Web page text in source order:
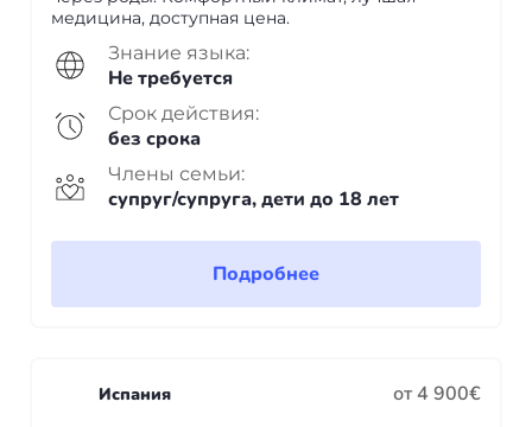
медицина, доступная цена.
Знание языка:
Не требуется
Срок действия:
без срока
Члены семьи:
супруг/супруга, дети до 18 лет
Подробнее
Испания от 4 900€
США
Парагвай
Другие страны
ОАЭ
Таиланд